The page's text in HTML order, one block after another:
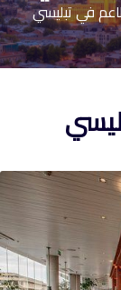
في تبليسي